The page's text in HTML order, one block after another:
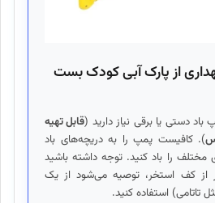
از پارک آبی کودک بست
باد دستی یا برقی نیاز دارید (قابل تهیه
). کافیست پمپ را به دریچه‌های باد
را باد کنید. توجه داشته باشید
از کف استخر، توصیه می‌شود از یک
تاتامی) استفاده کنید.